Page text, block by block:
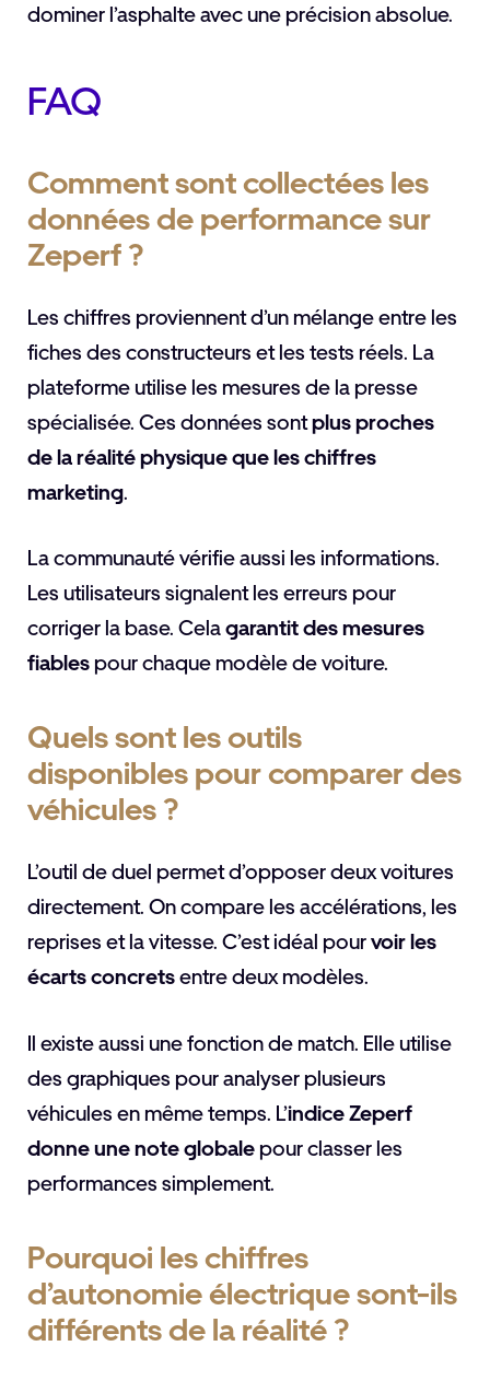
dominer l’asphalte avec une précision absolue.
FAQ
Comment sont collectées les
données de performance sur
Zeperf ?
Les chiffres proviennent d’un mélange entre les
fiches des constructeurs et les tests réels. La
plateforme utilise les mesures de la presse
spécialisée. Ces données sontplus proches
de la réalité physique que les chiffres
marketing.
La communauté vérifie aussi les informations.
Les utilisateurs signalent les erreurs pour
corriger la base. Celagarantit des mesures
fiables pour chaque modèle de voiture.
Quels sont les outils
disponibles pour comparer des
véhicules ?
L’outil de duel permet d’opposer deux voitures
directement. On compare les accélérations, les
reprises et la vitesse. C’est idéal pourvoir les
écarts concretsentre deux modèles.
Il existe aussi une fonction de match. Elle utilise
des graphiques pour analyser plusieurs
véhicules en même temps. L’indice Zeperf
donne une note globale pour classer les
performances simplement.
Pourquoi les chiffres
d’autonomie électrique sont-ils
différents de la réalité ?